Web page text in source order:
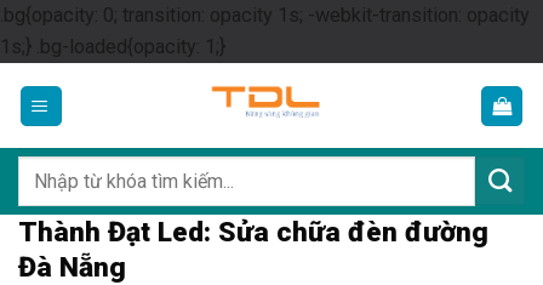
.bg{opacity: 0; transition: opacity 1s; -webkit-transition: opacity
1s;} .bg-loaded{opacity: 1;}Skip
content
kiếm:
Thành Đạt Led: Sửa chữa đèn đường
Đà Nẵng